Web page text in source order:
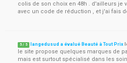
colis de son choix en 48h . d'ailleurs je
avec un code de réduction , et j'ai fais
5 / 5 langedusud a évalué Beauté à Tout Prix
le site propose quelques marques de
mais est surtout spécialisé dans les